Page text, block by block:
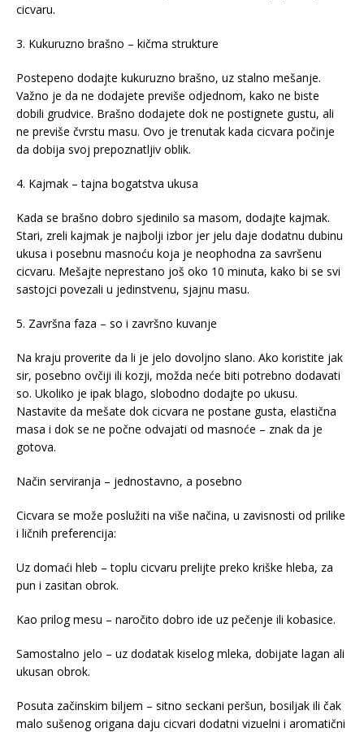
cicvaru.
3. Kukuruzno brašno – kičma strukture
Postepeno dodajte kukuruzno brašno, uz stalno mešanje.
Važno je da ne dodajete previše odjednom, kako ne biste
dobili grudvice. Brašno dodajete dok ne postignete gustu, ali
ne previše čvrstu masu. Ovo je trenutak kada cicvara počinje
da dobija svoj prepoznatljiv oblik.
4. Kajmak – tajna bogatstva ukusa
Kada se brašno dobro sjedinilo sa masom, dodajte kajmak.
Stari, zreli kajmak je najbolji izbor jer jelu daje dodatnu dubinu
ukusa i posebnu masnoću koja je neophodna za savršenu
cicvaru. Mešajte neprestano još oko 10 minuta, kako bi se svi
sastojci povezali u jedinstvenu, sjajnu masu.
5. Završna faza – so i završno kuvanje
Na kraju proverite da li je jelo dovoljno slano. Ako koristite jak
sir, posebno ovčiji ili kozji, možda neće biti potrebno dodavati
so. Ukoliko je ipak blago, slobodno dodajte po ukusu.
Nastavite da mešate dok cicvara ne postane gusta, elastična
masa i dok se ne počne odvajati od masnoće – znak da je
gotova.
Način serviranja – jednostavno, a posebno
Cicvara se može poslužiti na više načina, u zavisnosti od prilike
i ličnih preferencija:
Uz domaći hleb – toplu cicvaru prelijte preko kriške hleba, za
pun i zasitan obrok.
Kao prilog mesu – naročito dobro ide uz pečenje ili kobasice.
Samostalno jelo – uz dodatak kiselog mleka, dobijate lagan ali
ukusan obrok.
Posuta začinskim biljem – sitno seckani peršun, bosiljak ili čak
malo sušenog origana daju cicvari dodatni vizuelni i aromatični